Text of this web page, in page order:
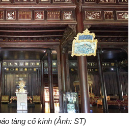
tàng cổ kính (Ảnh: ST)